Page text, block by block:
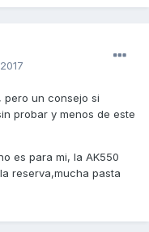
pero un consejo si
probar y menos de este
es para mi, la AK550
reserva,mucha pasta